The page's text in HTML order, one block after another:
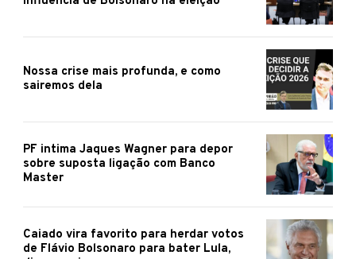
Nossa crise mais profunda, e como
sairemos dela
PF intima Jaques Wagner para depor
sobre suposta ligação com Banco
Master
Caiado vira favorito para herdar votos
de Flávio Bolsonaro para bater Lula,